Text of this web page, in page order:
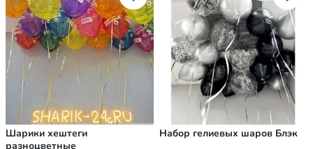
Шарики хештеги
разноцветные
Набор гелиевых шаров Блэк